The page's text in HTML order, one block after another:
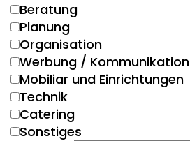
Beratung
Planung
Organisation
Werbung / Kommunikation
Mobiliar und Einrichtungen
Technik
Catering
Sonstiges